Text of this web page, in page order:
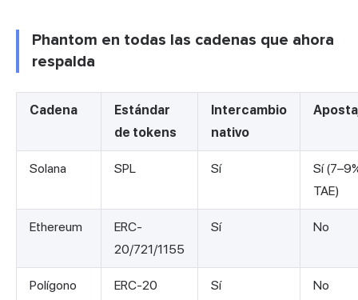
Phantom en todas las cadenas que ahora
respalda
Cadena
Estándar
de tokens
Intercambio
nativo
Solana SPL Sí
Sí
TAE)
Ethereum
ERC-
20/721/1155
Sí No
Polígono ERC-20 Sí No